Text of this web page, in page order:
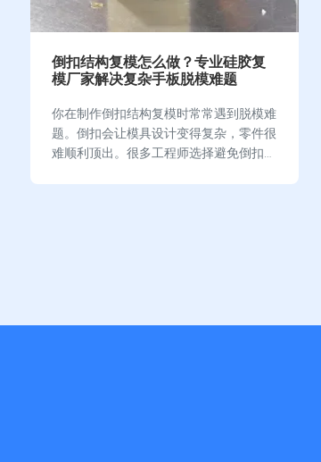
倒扣结构复模怎么做？专业硅胶复
模厂家解决复杂手板脱模难题
你在制作倒扣结构复模时常常遇到脱模难
题。倒扣会让模具设计变得复杂，零件很
难顺利顶出。很多工程师选择避免倒扣结